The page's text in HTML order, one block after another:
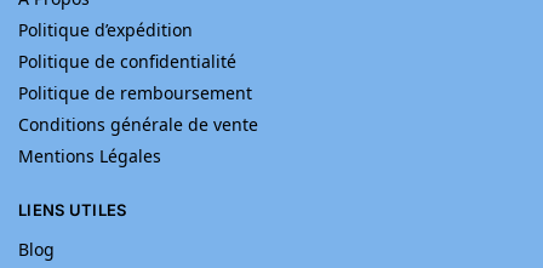
Politique d’expédition
Politique de confidentialité
Politique de remboursement
Conditions générale de vente
Mentions Légales
LIENS UTILES
Blog